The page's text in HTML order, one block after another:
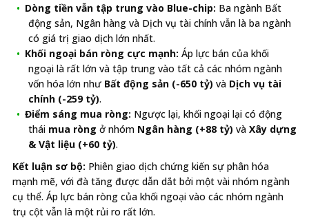
Dòng tiền vẫn tập trung vào Blue-chip: Ba ngành Bất
động sản, Ngân hàng và Dịch vụ tài chính vẫn là ba ngành
có giá trị giao dịch lớn nhất.
Khối ngoại bán ròng cực mạnh: Áp lực bán của khối
ngoại là rất lớn và tập trung vào tất cả các nhóm ngành
vốn hóa lớn như Bất động sản (-650 tỷ) và Dịch vụ tài
chính (-259 tỷ).
Điểm sáng mua ròng: Ngược lại, khối ngoại lại có động
thái mua ròng ở nhóm Ngân hàng (+88 tỷ) và Xây dựng
& Vật liệu (+60 tỷ).
Kết luận sơ bộ: Phiên giao dịch chứng kiến sự phân hóa
mạnh mẽ, với đà tăng được dẫn dắt bởi một vài nhóm ngành
cụ thể. Áp lực bán ròng của khối ngoại vào các nhóm ngành
trụ cột vẫn là một rủi ro rất lớn.